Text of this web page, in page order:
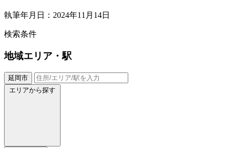
執筆年月日：2024年11月14日
検索条件
地域エリア・駅
延岡市
エリアから探す